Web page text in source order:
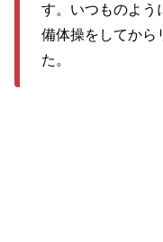
す。いつものよう
備体操をしてから
た。